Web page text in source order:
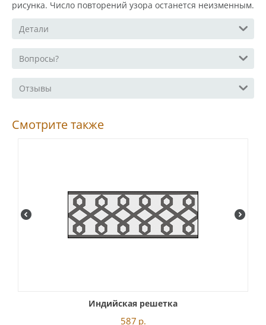
рисунка. Число повторений узора останется неизменным.
Детали
Вопросы?
Отзывы
Смотрите также
Индийская решетка
587 р.